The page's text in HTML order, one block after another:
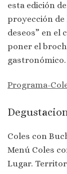
esta edición
proyección de
deseos” en el
poner el
gastronómico.
Programa-
Coles con
Menú Coles
Lugar. Territor